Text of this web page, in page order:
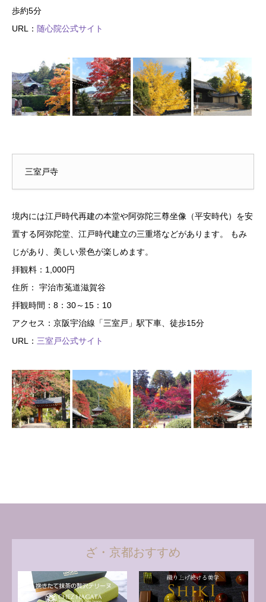
歩約5分
URL： 随心院公式サイト
三室戸寺
境内には江戸時代再建の本堂や阿弥陀三尊坐像（平安時代）を安
置する阿弥陀堂、江戸時代建立の三重塔などがあります。 もみ
じがあり、美しい景色が楽しめます。
拝観料：1,000円
住所： 宇治市菟道滋賀谷
拝観時間：8：30～15：10
アクセス：京阪宇治線「三室戸」駅下車、徒歩15分
URL： 三室戸公式サイト
ざ・京都おすすめ